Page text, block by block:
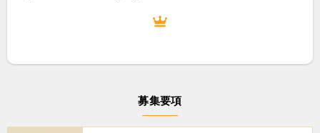
募集要項